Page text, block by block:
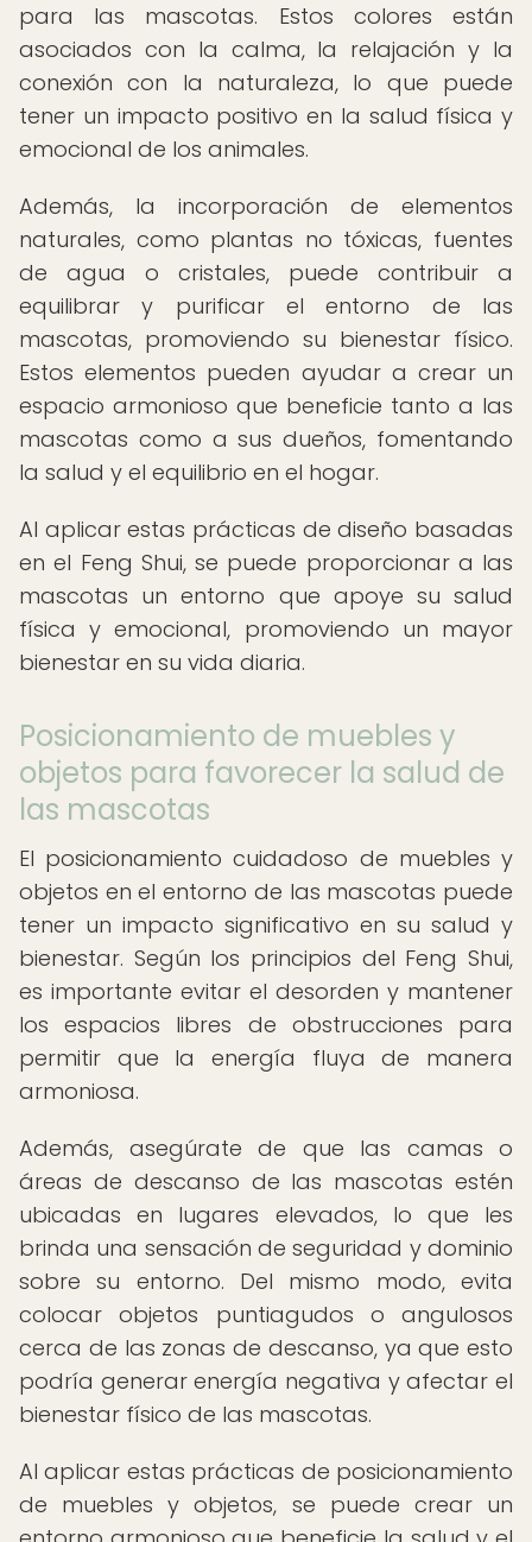
para las mascotas. Estos colores están
asociados con la calma, la relajación y la
conexión con la naturaleza, lo que puede
tener un impacto positivo en la salud física y
emocional de los animales.
Además, la incorporación de elementos
naturales, como plantas no tóxicas, fuentes
de agua o cristales, puede contribuir a
equilibrar y purificar el entorno de las
mascotas, promoviendo su bienestar físico.
Estos elementos pueden ayudar a crear un
espacio armonioso que beneficie tanto a las
mascotas como a sus dueños, fomentando
la salud y el equilibrio en el hogar.
Al aplicar estas prácticas de diseño basadas
en el Feng Shui, se puede proporcionar a las
mascotas un entorno que apoye su salud
física y emocional, promoviendo un mayor
bienestar en su vida diaria.
Posicionamiento de muebles y
objetos para favorecer la salud de
las mascotas
El posicionamiento cuidadoso de muebles y
objetos en el entorno de las mascotas puede
tener un impacto significativo en su salud y
bienestar. Según los principios del Feng Shui,
es importante evitar el desorden y mantener
los espacios libres de obstrucciones para
permitir que la energía fluya de manera
armoniosa.
Además, asegúrate de que las camas o
áreas de descanso de las mascotas estén
ubicadas en lugares elevados, lo que les
brinda una sensación de seguridad y dominio
sobre su entorno. Del mismo modo, evita
colocar objetos puntiagudos o angulosos
cerca de las zonas de descanso, ya que esto
podría generar energía negativa y afectar el
bienestar físico de las mascotas.
Al aplicar estas prácticas de posicionamiento
de muebles y objetos, se puede crear un